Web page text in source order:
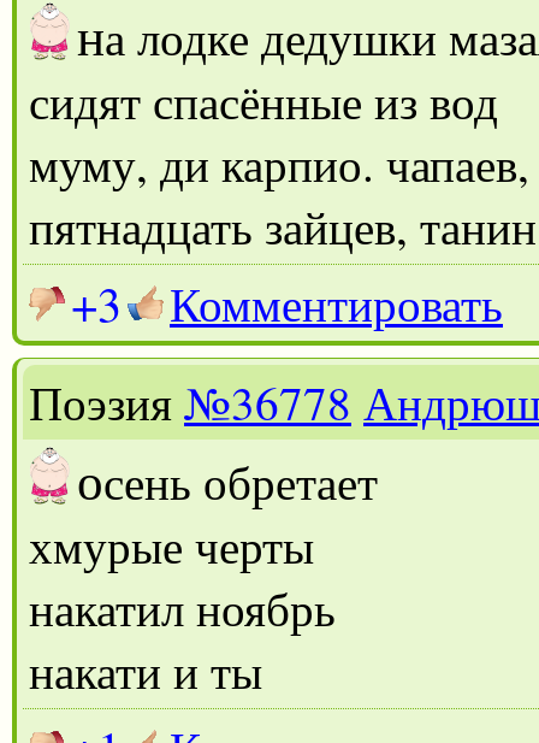
на лодке дедушки
сидят спасённые из вод
муму, ди карпио. чапаев,
пятнадцать зайцев,
+3
Комментировать
Поэзия№36778
осень обретает
хмурые черты
накатил ноябрь
накати и ты